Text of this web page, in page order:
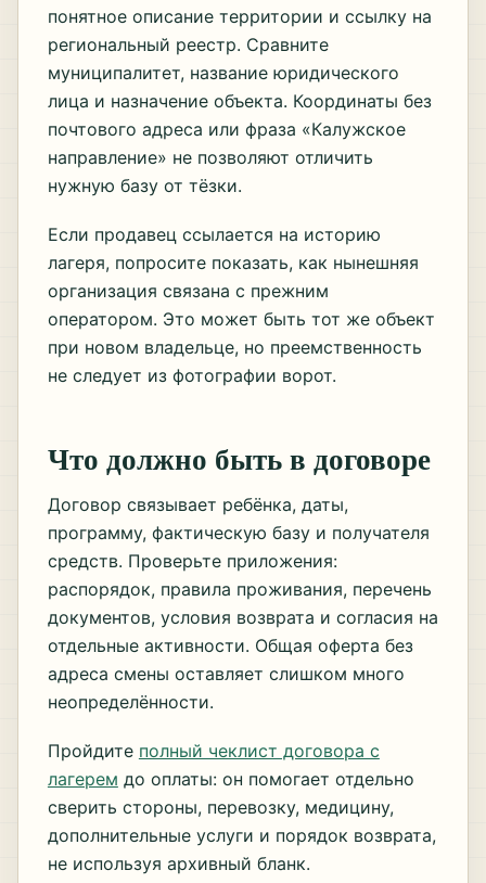
понятное описание территории и ссылку на
региональный реестр. Сравните
муниципалитет, название юридического
лица и назначение объекта. Координаты без
почтового адреса или фраза «Калужское
направление» не позволяют отличить
нужную базу от тёзки.
Если продавец ссылается на историю
лагеря, попросите показать, как нынешняя
организация связана с прежним
оператором. Это может быть тот же объект
при новом владельце, но преемственность
не следует из фотографии ворот.
Что должно быть в договоре
Договор связывает ребёнка, даты,
программу, фактическую базу и получателя
средств. Проверьте приложения:
распорядок, правила проживания, перечень
документов, условия возврата и согласия на
отдельные активности. Общая оферта без
адреса смены оставляет слишком много
неопределённости.
Пройдите полный чеклист договора с
лагерем до оплаты: он помогает отдельно
сверить стороны, перевозку, медицину,
дополнительные услуги и порядок возврата,
не используя архивный бланк.